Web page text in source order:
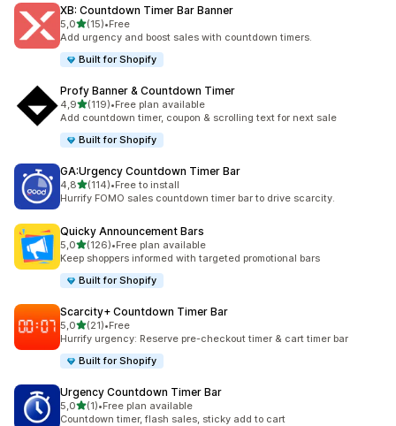
XB: Countdown Timer Bar Banner
5,0de 5 estrelas
(15)
15 total de avaliações
•Free
Add urgency and boost sales with countdown timers.
Built for Shopify
Profy Banner & Countdown Timer
4,9de 5 estrelas
(119)
119 total de avaliações
•Free plan available
Add countdown timer, coupon & scrolling text for next sale
Built for Shopify
GA:Urgency Countdown Timer Bar
4,8de 5 estrelas
(114)
114 total de avaliações
•Free to install
Hurrify FOMO sales countdown timer bar to drive scarcity.
Quicky Announcement Bars
5,0de 5 estrelas
(126)
126 total de avaliações
•Free plan available
Keep shoppers informed with targeted promotional bars
Built for Shopify
Scarcity+ Countdown Timer Bar
5,0de 5 estrelas
(21)
21 total de avaliações
•Free
Hurrify urgency: Reserve pre-checkout timer & cart timer bar
Built for Shopify
Urgency Countdown Timer Bar
5,0de 5 estrelas
(1)
1 total de avaliações
•Free plan available
Countdown timer, flash sales, sticky add to cart